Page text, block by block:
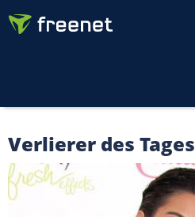
Verlierer des Tages